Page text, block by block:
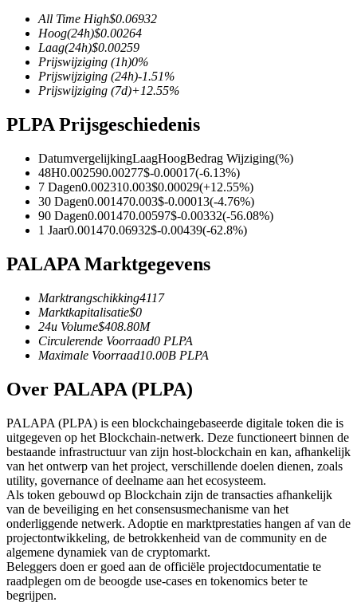
TradFi
Derivaten voor aandelen, forex, edelmetalen en grondstoffen
USDC-futures
Kopiëren Handel
Sluit je aan bij top traders
All Time High$0.06932
Hoog(24h)$0.00264
Laag(24h)$0.00259
Prijswijziging (1h)0%
Prijswijziging (24h)-1.51%
Prijswijziging (7d)+12.55%
PLPA Prijsgeschiedenis
DatumvergelijkingLaagHoogBedrag Wijziging(%)
48H0.002590.00277$-0.00017(-6.13%)
7 Dagen0.002310.003$0.00029(+12.55%)
30 Dagen0.001470.003$-0.00013(-4.76%)
90 Dagen0.001470.00597$-0.00332(-56.08%)
1 Jaar0.001470.06932$-0.00439(-62.8%)
PALAPA Marktgegevens
Marktrangschikking4117
Marktkapitalisatie$0
24u Volume$408.80M
Circulerende Voorraad0 PLPA
Maximale Voorraad10.00B PLPA
Over PALAPA (PLPA)
PALAPA (PLPA) is een blockchaingebaseerde digitale token die is
uitgegeven op het Blockchain-netwerk. Deze functioneert binnen de
bestaande infrastructuur van zijn host-blockchain en kan, afhankelijk
van het ontwerp van het project, verschillende doelen dienen, zoals
utility, governance of deelname aan het ecosysteem.
Als token gebouwd op Blockchain zijn de transacties afhankelijk
van de beveiliging en het consensusmechanisme van het
onderliggende netwerk. Adoptie en marktprestaties hangen af van de
projectontwikkeling, de betrokkenheid van de community en de
algemene dynamiek van de cryptomarkt.
Beleggers doen er goed aan de officiële projectdocumentatie te
raadplegen om de beoogde use-cases en tokenomics beter te
begrijpen.